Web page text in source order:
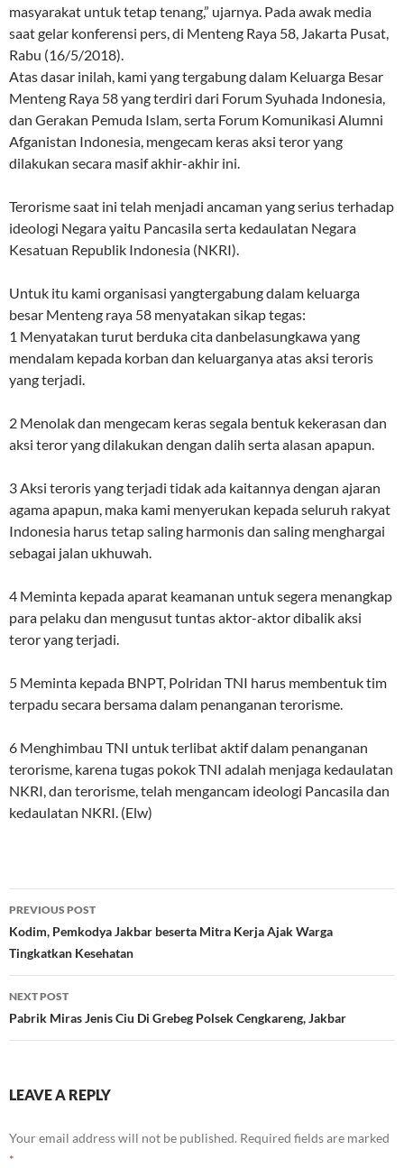
masyarakat untuk tetap tenang,” ujarnya. Pada awak media
saat gelar konferensi pers, di Menteng Raya 58, Jakarta Pusat,
Rabu (16/5/2018).
Atas dasar inilah, kami yang tergabung dalam Keluarga Besar
Menteng Raya 58 yang terdiri dari Forum Syuhada Indonesia,
dan Gerakan Pemuda Islam, serta Forum Komunikasi Alumni
Afganistan Indonesia, mengecam keras aksi teror yang
dilakukan secara masif akhir-akhir ini.
Terorisme saat ini telah menjadi ancaman yang serius terhadap
ideologi Negara yaitu Pancasila serta kedaulatan Negara
Kesatuan Republik Indonesia (NKRI).
Untuk itu kami organisasi yangtergabung dalam keluarga
besar Menteng raya 58 menyatakan sikap tegas:
1 Menyatakan turut berduka cita danbelasungkawa yang
mendalam kepada korban dan keluarganya atas aksi teroris
yang terjadi.
2 Menolak dan mengecam keras segala bentuk kekerasan dan
aksi teror yang dilakukan dengan dalih serta alasan apapun.
3 Aksi teroris yang terjadi tidak ada kaitannya dengan ajaran
agama apapun, maka kami menyerukan kepada seluruh rakyat
Indonesia harus tetap saling harmonis dan saling menghargai
sebagai jalan ukhuwah.
4 Meminta kepada aparat keamanan untuk segera menangkap
para pelaku dan mengusut tuntas aktor-aktor dibalik aksi
teror yang terjadi.
5 Meminta kepada BNPT, Polridan TNI harus membentuk tim
terpadu secara bersama dalam penanganan terorisme.
6 Menghimbau TNI untuk terlibat aktif dalam penanganan
terorisme, karena tugas pokok TNI adalah menjaga kedaulatan
NKRI, dan terorisme, telah mengancam ideologi Pancasila dan
kedaulatan NKRI. (Elw)
Post
navigation
PREVIOUS POST
Kodim, Pemkodya Jakbar beserta Mitra Kerja Ajak Warga
Tingkatkan Kesehatan
NEXT POST
Pabrik Miras Jenis Ciu Di Grebeg Polsek Cengkareng, Jakbar
LEAVE A REPLY
Your email address will not be published. Required fields are marked
*